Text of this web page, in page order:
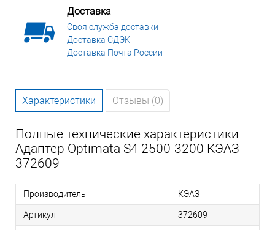
Доставка
Своя служба доставки
Доставка СДЭК
Доставка Почта России
Характеристики Отзывы (0)
Полные технические характеристики
Адаптер Optimata S4 2500-3200 КЭАЗ
372609
Производитель КЭАЗ
Артикул 372609